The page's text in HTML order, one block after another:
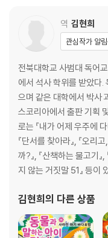
역 김현희
관심작가 알
전북대학교 사범대 독어
에서 석사 학위를 받았다
으며 같은 대학에서 박사
스코리아에서 출판 기획
로는 『내가 어제 우주에
『단서를 찾아라』, 『오리
까?』, 『산책하는 물고기
지 않는 거짓말 51』 등이
김현희의 다른 상품